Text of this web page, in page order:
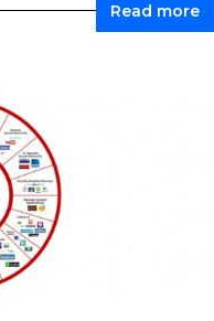
Read more